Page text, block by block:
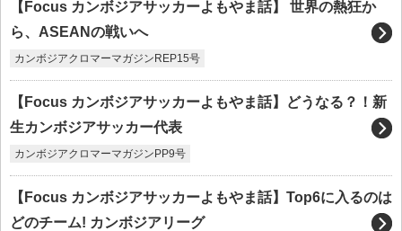
【Focus カンボジアサッカーよもやま話】 世界の熱狂か
ら、ASEANの戦いへ
カンボジアクロマーマガジンREP15号
【Focus カンボジアサッカーよもやま話】どうなる？！新
生カンボジアサッカー代表
カンボジアクロマーマガジンPP9号
【Focus カンボジアサッカーよもやま話】Top6に入るのは
どのチーム! カンボジアリーグ